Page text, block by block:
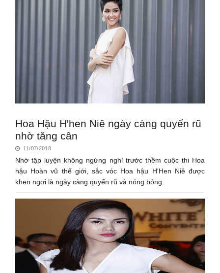
Hoa Hậu H'hen Niê ngày càng quyến rũ
nhờ tăng cân
11/07/2018
Nhờ tập luyện không ngừng nghỉ trước thềm cuộc thi Hoa
hậu Hoàn vũ thế giới, sắc vóc Hoa hậu H'Hen Niê được
khen ngợi là ngày càng quyến rũ và nóng bỏng.